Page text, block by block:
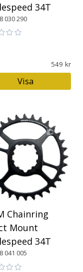
34T
030 290
549
Visa
Chainring
Mount
34T
041 005